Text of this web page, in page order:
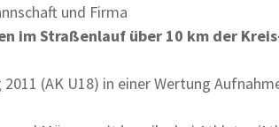
und Firma
im Straßenlauf über 10 km der
(AK U18) in einer Wertung